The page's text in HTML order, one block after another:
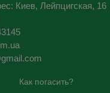
Киев, Лейпцигская, 16
Как погасить?